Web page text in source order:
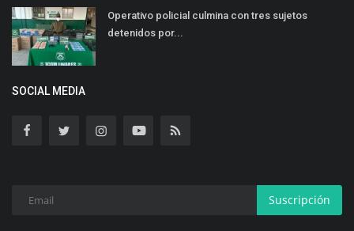
Operativo policial culmina con tres sujetos
detenidos por...
SOCIAL MEDIA
Suscripción